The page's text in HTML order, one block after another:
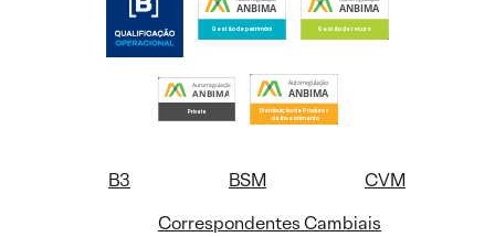
B3 BSM
CVM
Correspondentes Cambiais